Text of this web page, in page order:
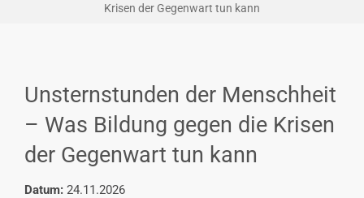
RECHT
VERANSTALTUNGEN
Krisen der Gegenwart tun kann
Unsternstunden der Menschheit
– Was Bildung gegen die Krisen
der Gegenwart tun kann
Datum: 24.11.2026